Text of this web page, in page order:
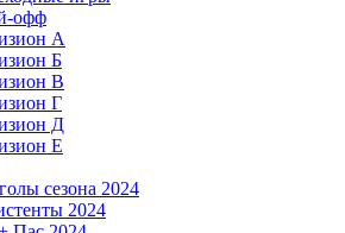
офф
A
Б
В
Г
Д
Е
сезона 2024
2024